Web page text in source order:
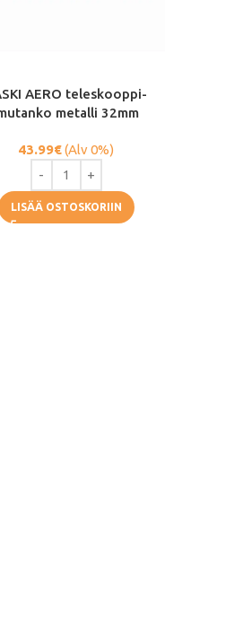
AERO teleskooppi-
metalli 32mm
43.99€(Alv 0%)
LISÄÄ OSTOSKORIIN